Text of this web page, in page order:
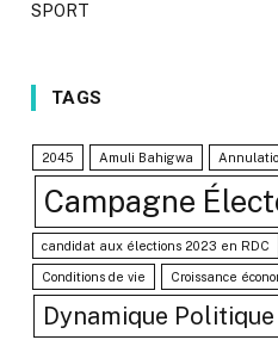
SPORT
TAGS
2045 Amuli Bahigwa
Campagne
candidat aux élections 2023 en RDC
Conditions de vie Croissance
Dynamique Politique